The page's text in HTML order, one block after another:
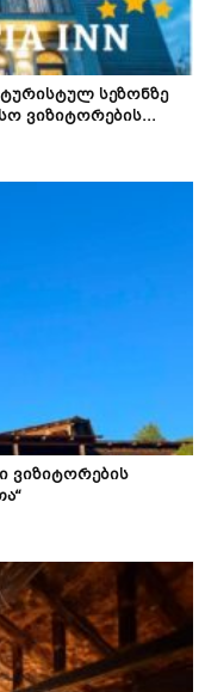
სეზონზე
ვიზიტორების...
ვიზიტორების